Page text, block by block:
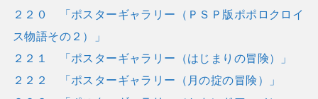
２２０ 「ポスターギャラリー（ＰＳＰ版ポポロクロイ
ス物語その２）」
２２１ 「ポスターギャラリー（はじまりの冒険）」
２２２ 「ポスターギャラリー（月の掟の冒険）」